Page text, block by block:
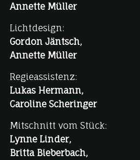
Annette Müller
Lichtdesign:
Gordon Jäntsch,
Annette Müller
Regieassistenz:
Lukas Hermann,
Caroline Scheringer
Mitschnitt vom Stück:
Lynne Linder,
Britta Bieberbach,